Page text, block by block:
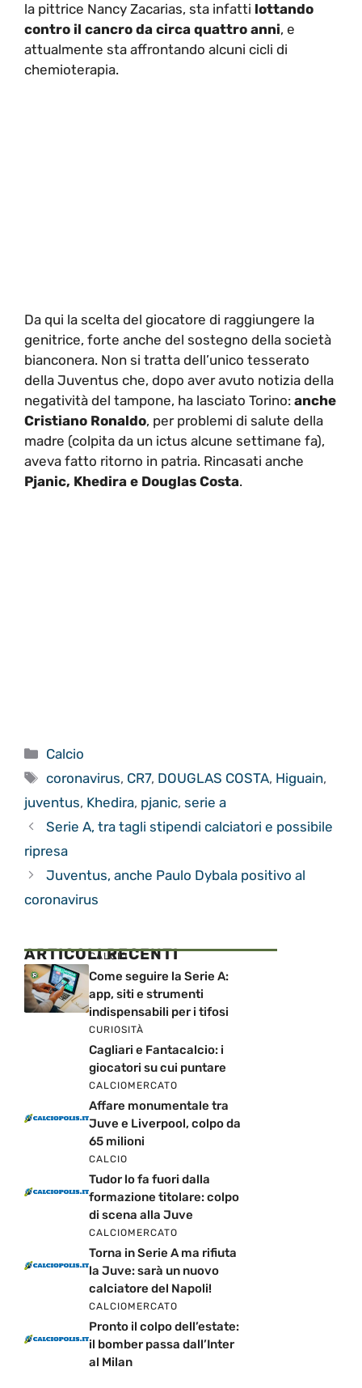
la pittrice Nancy Zacarias, sta infatti lottando
contro il cancro da circa quattro anni, e
attualmente sta affrontando alcuni cicli di
chemioterapia.
Da qui la scelta del giocatore di raggiungere la
genitrice, forte anche del sostegno della società
bianconera. Non si tratta dell’unico tesserato
della Juventus che, dopo aver avuto notizia della
negatività del tampone, ha lasciato Torino: anche
Cristiano Ronaldo, per problemi di salute della
madre (colpita da un ictus alcune settimane fa),
aveva fatto ritorno in patria. Rincasati anche
Pjanic, Khedira e Douglas Costa.
Categorie
Calcio
Tag
coronavirus, CR7, DOUGLAS COSTA, Higuain,
juventus, Khedira, pjanic, serie a
Serie A, tra tagli stipendi calciatori e possibile
ripresa
Juventus, anche Paulo Dybala positivo al
coronavirus
ARTICOLI RECENTI
CALCIO
Come seguire la Serie A:
app, siti e strumenti
indispensabili per i tifosi
CURIOSITÀ
Cagliari e Fantacalcio: i
giocatori su cui puntare
CALCIOMERCATO
Affare monumentale tra
Juve e Liverpool, colpo da
65 milioni
CALCIO
Tudor lo fa fuori dalla
formazione titolare: colpo
di scena alla Juve
CALCIOMERCATO
Torna in Serie A ma rifiuta
la Juve: sarà un nuovo
calciatore del Napoli!
CALCIOMERCATO
Pronto il colpo dell’estate:
il bomber passa dall’Inter
al Milan